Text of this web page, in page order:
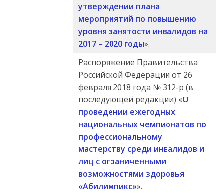
утверждении плана
мероприятий по повышению
уровня занятости инвалидов на
2017 – 2020 годы».
Распоряжение Правительства
Российской Федерации от 26
февраля 2018 года № 312-р (в
последующей редакции) «О
проведении ежегодных
национальных чемпионатов по
профессиональному
мастерству среди инвалидов и
лиц с ограниченными
возможностями здоровья
«Абилимпикс»».